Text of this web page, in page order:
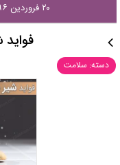
۲۰ فروردین ۱۳۹۶ - ۱۳:۱۴
دسته: سلامت